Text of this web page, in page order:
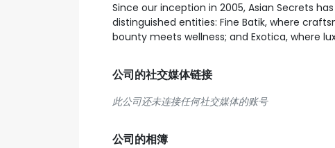
Since our inception in 2005, Asian Secrets
distinguished entities: Fine Batik, where
bounty meets wellness; and Exotica, where
公司的社交媒体链接
此公司还未连接任何社交媒体的账号
公司的相簿